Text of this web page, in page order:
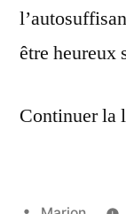
être
Continuer la